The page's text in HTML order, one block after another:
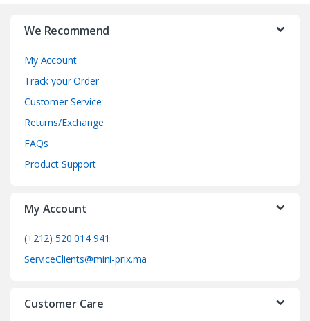
We Recommend
My Account
Track your Order
Customer Service
Returns/Exchange
FAQs
Product Support
My Account
(+212) 520 014 941
ServiceClients@mini-prix.ma
Customer Care